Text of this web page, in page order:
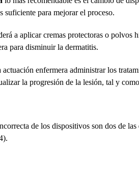
suficiente para mejorar el proceso.
a aplicar cremas protectoras o polvos
para disminuir la dermatitis.
enfermera administrar los
la progresión de la lesión, tal y
de los dispositivos son dos de